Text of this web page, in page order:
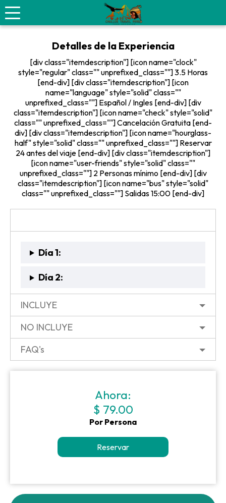
Trekking al Nevado Rajuntay
Detalles de la Experiencia
[div class="itemdescription"] [icon name="clock"
style="regular" class="" unprefixed_class=""] 3.5 Horas
[end-div] [div class="itemdescription"] [icon
name="language" style="solid" class=""
unprefixed_class=""] Español / Ingles [end-div] [div
class="itemdescription"] [icon name="check" style="solid"
class="" unprefixed_class=""] Cancelación Gratuita [end-
div] [div class="itemdescription"] [icon name="hourglass-
half" style="solid" class="" unprefixed_class=""] Reservar
24 antes del viaje [end-div] [div class="itemdescription"]
[icon name="user-friends" style="solid" class=""
unprefixed_class=""] 2 Personas mínimo [end-div] [div
class="itemdescription"] [icon name="bus" style="solid"
class="" unprefixed_class=""] Salidas 15:00 [end-div]
Día 1:
Día 2:
INCLUYE
NO INCLUYE
FAQ's
Ahora:
$ 79.00
Por Persona
Reservar